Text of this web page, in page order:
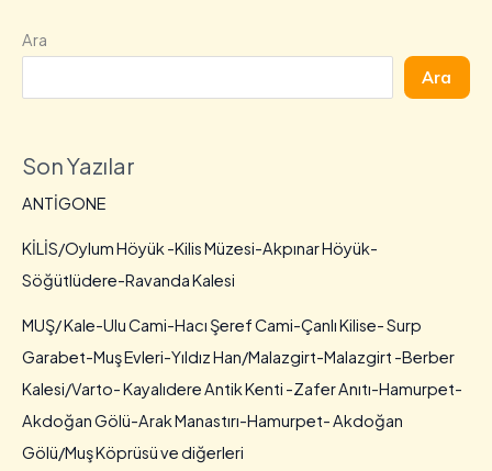
Ara
Ara
Son Yazılar
ANTİGONE
KİLİS/Oylum Höyük -Kilis Müzesi-Akpınar Höyük-
Söğütlüdere-Ravanda Kalesi
MUŞ/ Kale-Ulu Cami-Hacı Şeref Cami-Çanlı Kilise- Surp
Garabet-Muş Evleri-Yıldız Han/Malazgirt-Malazgirt -Berber
Kalesi/Varto- Kayalıdere Antik Kenti -Zafer Anıtı-Hamurpet-
Akdoğan Gölü-Arak Manastırı-Hamurpet- Akdoğan
Gölü/Muş Köprüsü ve diğerleri